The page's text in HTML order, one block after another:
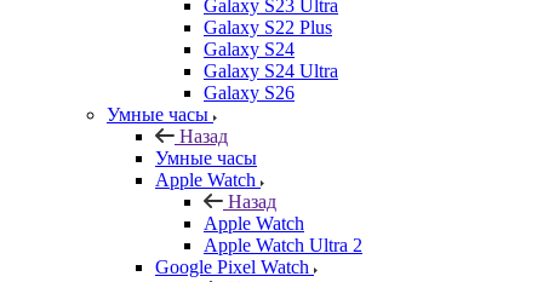
Galaxy S23 Ultra
Galaxy S22 Plus
Galaxy S24
Galaxy S24 Ultra
Galaxy S26
Умные часы
Назад
Умные часы
Apple Watch
Назад
Apple Watch
Apple Watch Ultra 2
Google Pixel Watch